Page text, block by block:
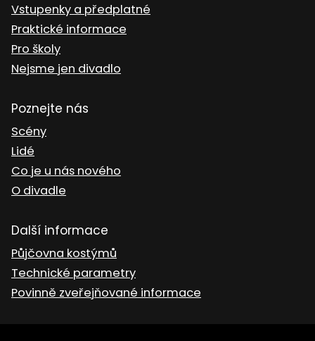
Vstupenky a předplatné
Praktické informace
Pro školy
Nejsme jen divadlo
Poznejte nás
Scény
Lidé
Co je u nás nového
O divadle
Další informace
Půjčovna kostýmů
Technické parametry
Povinně zveřejňované informace